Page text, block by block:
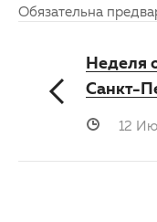
Обязательна
Неделя
Санкт-
12